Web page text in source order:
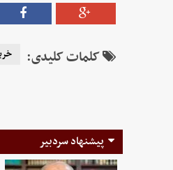
کلمات کلیدی:
پیشنهاد سردبیر